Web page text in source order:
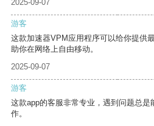
2025-09-07
游客
这款加速器VPM应用程序可以给你提供
助你在网络上自由移动。
2025-09-07
游客
这款app的客服非常专业，遇到问题总
作。